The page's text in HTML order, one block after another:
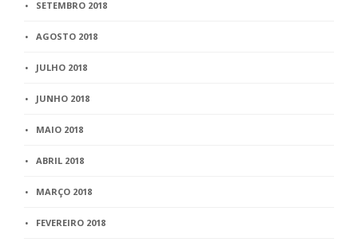
SETEMBRO 2018
AGOSTO 2018
JULHO 2018
JUNHO 2018
MAIO 2018
ABRIL 2018
MARÇO 2018
FEVEREIRO 2018